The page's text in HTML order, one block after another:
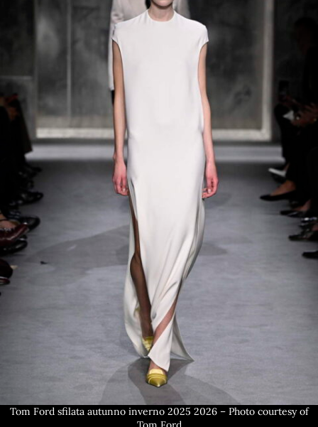
Tom Ford sfilata autunno inverno 2025 2026 – Photo courtesy of